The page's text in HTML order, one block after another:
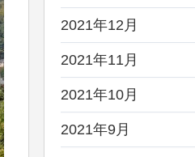
2021年12月
2021年11月
2021年10月
2021年9月